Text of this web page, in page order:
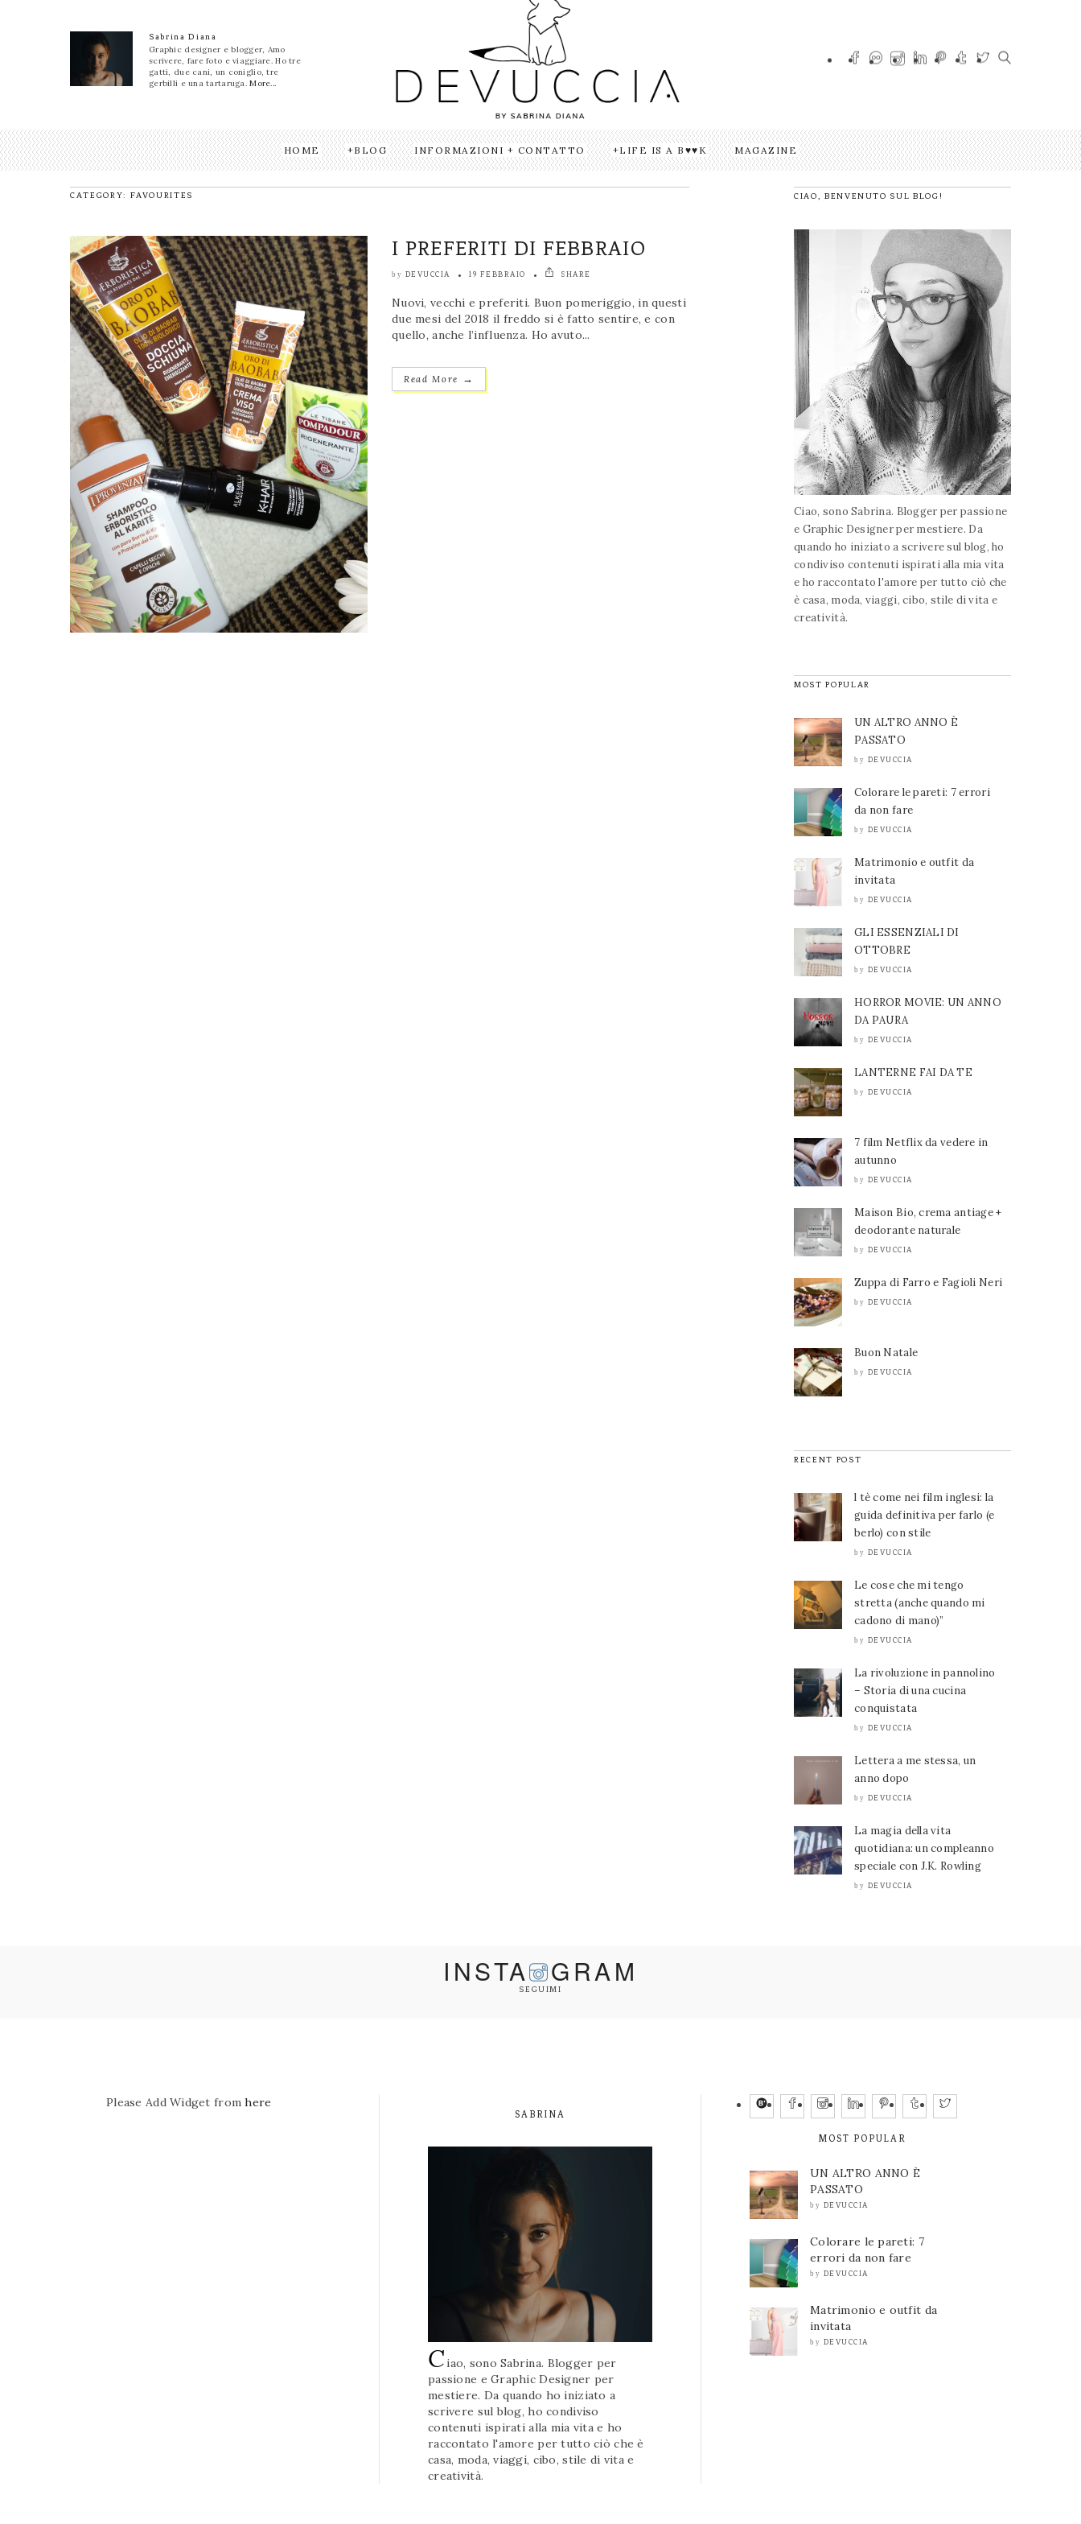
Sabrina Diana
Graphic designer e blogger, Amo
scrivere, fare foto e viaggiare. Ho tre
gatti, due cani, un coniglio, tre
gerbilli e una tartaruga.More...
HOME BLOG INFORMAZIONI + CONTATTO LIFE IS A B♥♥K MAGAZINE
CATEGORY: FAVOURITES
I PREFERITI DI FEBBRAIO
by DEVUCCIA 19 FEBBRAIO SHARE
Nuovi, vecchi e preferiti. Buon pomeriggio, in questi
due mesi del 2018 il freddo si è fatto sentire, e con
quello, anche l’influenza. Ho avuto...
Read More →
CIAO, BENVENUTO SUL BLOG!
Ciao, sono Sabrina. Blogger per passione
e Graphic Designer per mestiere. Da
quando ho iniziato a scrivere sul blog, ho
condiviso contenuti ispirati alla mia vita
e ho raccontato l'amore per tutto ciò che
è casa, moda, viaggi, cibo, stile di vita e
creatività.
MOST POPULAR
UN ALTRO ANNO È
PASSATO
by DEVUCCIA
Colorare le pareti: 7 errori
da non fare
by DEVUCCIA
Matrimonio e outfit da
invitata
by DEVUCCIA
GLI ESSENZIALI DI
OTTOBRE
by DEVUCCIA
HORROR MOVIE: UN ANNO
DA PAURA
by DEVUCCIA
LANTERNE FAI DA TE
by DEVUCCIA
7 film Netflix da vedere in
autunno
by DEVUCCIA
Maison Bio, crema antiage +
deodorante naturale
by DEVUCCIA
Zuppa di Farro e Fagioli Neri
by DEVUCCIA
Buon Natale
by DEVUCCIA
RECENT POST
l tè come nei film inglesi: la
guida definitiva per farlo (e
berlo) con stile
by DEVUCCIA
Le cose che mi tengo
stretta (anche quando mi
cadono di mano)”
by DEVUCCIA
La rivoluzione in pannolino
– Storia di una cucina
conquistata
by DEVUCCIA
Lettera a me stessa, un
anno dopo
by DEVUCCIA
La magia della vita
quotidiana: un compleanno
speciale con J.K. Rowling
by DEVUCCIA
INSTA GRAM
SEGUIMI
Please Add Widget fromhere
SABRINA
Ciao, sono Sabrina. Blogger per
passione e Graphic Designer per
mestiere. Da quando ho iniziato a
scrivere sul blog, ho condiviso
contenuti ispirati alla mia vita e ho
raccontato l'amore per tutto ciò che è
casa, moda, viaggi, cibo, stile di vita e
creatività.
MOST POPULAR
UN ALTRO ANNO È
PASSATO
by DEVUCCIA
Colorare le pareti: 7
errori da non fare
by DEVUCCIA
Matrimonio e outfit da
invitata
by DEVUCCIA